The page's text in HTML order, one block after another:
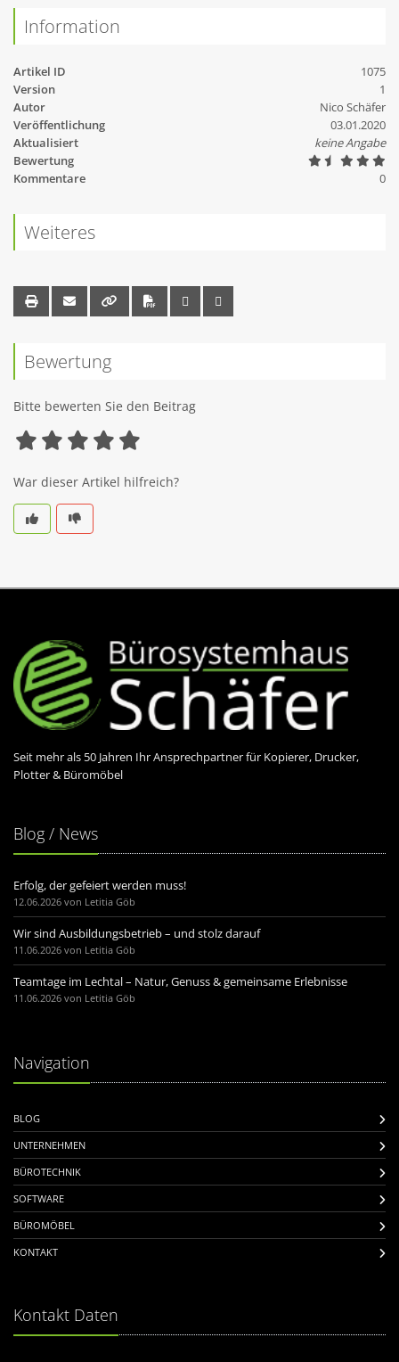
Information
Artikel ID
1075
Version
1
Autor
Nico Schäfer
Veröffentlichung
03.01.2020
Aktualisiert
keine Angabe
Bewertung
Kommentare
0
Weiteres
Bewertung
Bitte bewerten Sie den Beitrag
War dieser Artikel hilfreich?
Seit mehr als 50 Jahren Ihr Ansprechpartner für Kopierer, Drucker,
Plotter & Büromöbel
Blog / News
Erfolg, der gefeiert werden muss!
12.06.2026 von Letitia Göb
Wir sind Ausbildungsbetrieb – und stolz darauf
11.06.2026 von Letitia Göb
Teamtage im Lechtal – Natur, Genuss & gemeinsame Erlebnisse
11.06.2026 von Letitia Göb
Navigation
BLOG
UNTERNEHMEN
BÜROTECHNIK
SOFTWARE
BÜROMÖBEL
KONTAKT
Kontakt Daten